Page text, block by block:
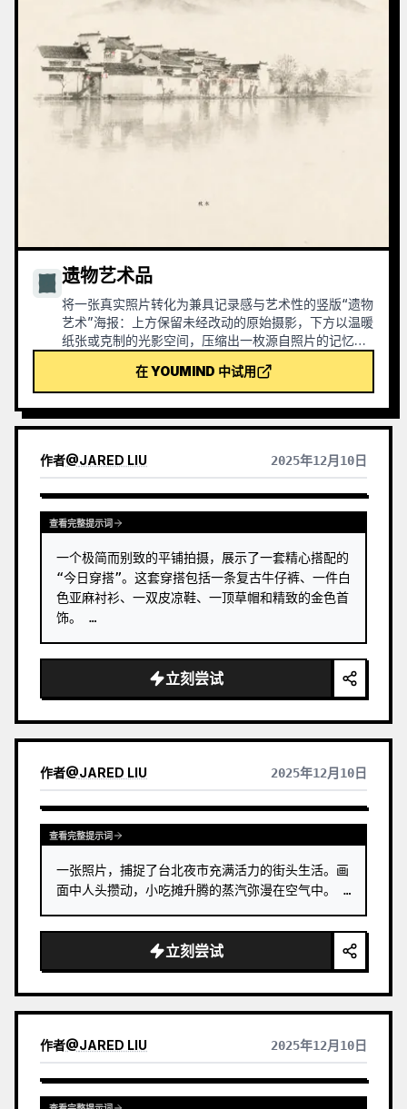
遗物艺术品
将一张真实照片转化为兼具记录感与艺术性的竖版“遗物
艺术”海报：上方保留未经改动的原始摄影，下方以温暖
纸张或克制的光影空间，压缩出一枚源自照片的记忆性
面、柔化边缘、留白切口和稀疏线条，提炼出建筑、城
市、水面、道路、人物尺度、地平线与光影关系，让主
体即使在缩略图中也保持辨识度。画面整体强调安静、
克制和现代版画般的质感，色彩从原图提取，以深蓝、
一处微小的暖色标记。标题通常保持极小、诗意而像展
列、建筑与城市影像海报、抽象编辑摄影、画廊感照片
封面，以及适用于抖音等移动端传播的视觉系列。最终
有稳定系列感的“记忆印记”，让每张照片都拥有独立的
情绪和可延展的视觉身份。
在 YOUMIND 中试用
作者@JARED LIU 2025年12月10日
查看完整提示词
一个极简而别致的平铺拍摄，展示了一套精心搭配的
“今日穿搭”。这套穿搭包括一条复古牛仔裤、一件白
色亚麻衬衫、一双皮凉鞋、一顶草帽和精致的金色首
饰。 …
立刻尝试
作者@JARED LIU 2025年12月10日
查看完整提示词
一张照片，捕捉了台北夜市充满活力的街头生活。画
面中人头攒动，小吃摊升腾的蒸汽弥漫在空气中。 …
立刻尝试
作者@JARED LIU 2025年12月10日